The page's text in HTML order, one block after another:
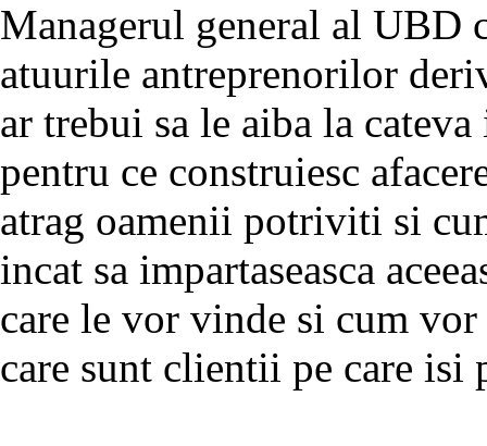
Managerul general al UBD
atuurile antreprenorilor
ar trebui sa le aiba la
pentru ce construiesc
atrag oamenii potriviti si
incat sa impartaseasca
care le vor vinde si cum
care sunt clientii pe care isi